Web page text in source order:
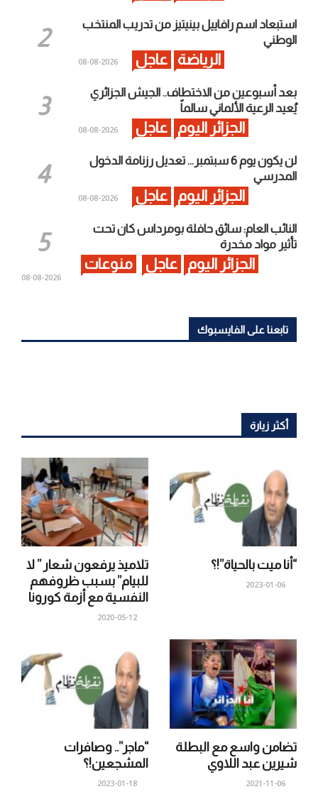
استبعاد اسم رافاييل بينيتيز من تدريب المنتخب
الوطني
الرياضة عاجل 2026-08-08
بعد أسبوعين من الاختطاف.. الجيش الجزائري
يُعيد الرعية الألماني سالماً
الجزائر اليوم عاجل 2026-08-08
لن يكون يوم 6 سبتمبر… تعديل رزنامة الدخول
المدرسي
الجزائر اليوم عاجل 2026-08-08
النائب العام: سائق حافلة بومرداس كان تحت
تأثير مواد مخدرة
الجزائر اليوم عاجل منوعات
2026-08-08
تابعنا على الفايسبوك
أكثر زيارة
تلاميذ يرفعون شعار ” لا
للبيام” بسبب ظروفهم
النفسية مع أزمة كورونا
2020-05-12
“أنا ميت بالحياة”!؟
2023-01-06
“ماجر”.. وصافرات
المشجعين!؟
2023-01-18
تضامن واسع مع البطلة
شيرين عبد اللاوي
2021-11-06